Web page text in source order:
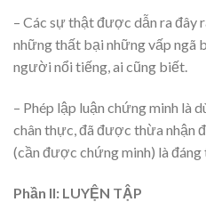
– Các sự thật được dẫn ra đây
những thất bại những vấp ngã
người nổi tiếng, ai cũng biết.
– Phép lập luận chứng minh là
chân thực, đã được thừa nhận
(cần được chứng minh) là đáng
Phần II: LUYỆN TẬP